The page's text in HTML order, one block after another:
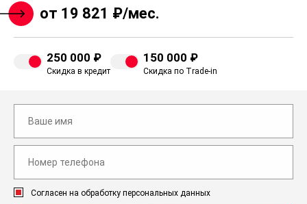
от 19 821 ₽/мес.
250 000 ₽
Скидка в кредит
150 000 ₽
Скидка по Trade-in
Согласен на обработку персональных данных